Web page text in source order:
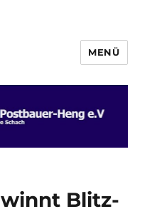
Heng e.V.
MENÜ
Blitz-